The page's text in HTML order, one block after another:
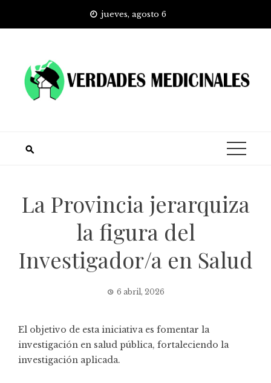
jueves, agosto 6
La Provincia jerarquiza
la figura del
Investigador/a en Salud
6 abril, 2026
El objetivo de esta iniciativa es fomentar la
investigación en salud pública, fortaleciendo la
investigación aplicada.